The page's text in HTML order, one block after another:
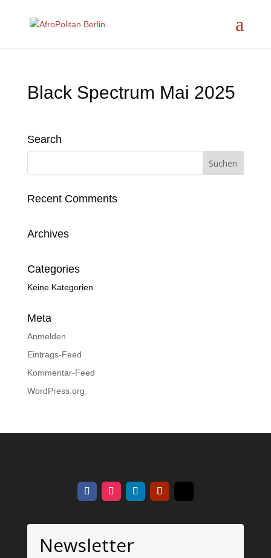
Black Spectrum Mai 2025
Search
Recent Comments
Archives
Categories
Keine Kategorien
Meta
Anmelden
Eintrags-Feed
Kommentar-Feed
WordPress.org
Newsletter